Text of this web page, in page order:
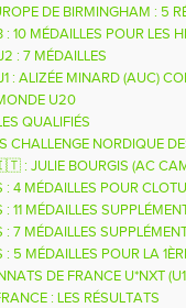
DE BIRMINGHAM : 5
: 10 MÉDAILLES POUR LES
: 7 MÉDAILLES
: ALIZÉE MINARD (AUC)
U20
QUALIFIÉS
CHALLENGE NORDIQUE
: JULIE BOURGIS (AC
DE LA PERCHE
: 4 MÉDAILLES POUR
: 11 MÉDAILLES
: 7 MÉDAILLES
: 5 MÉDAILLES POUR LA
DE FRANCE U*NXT
: LES RÉSULTATS